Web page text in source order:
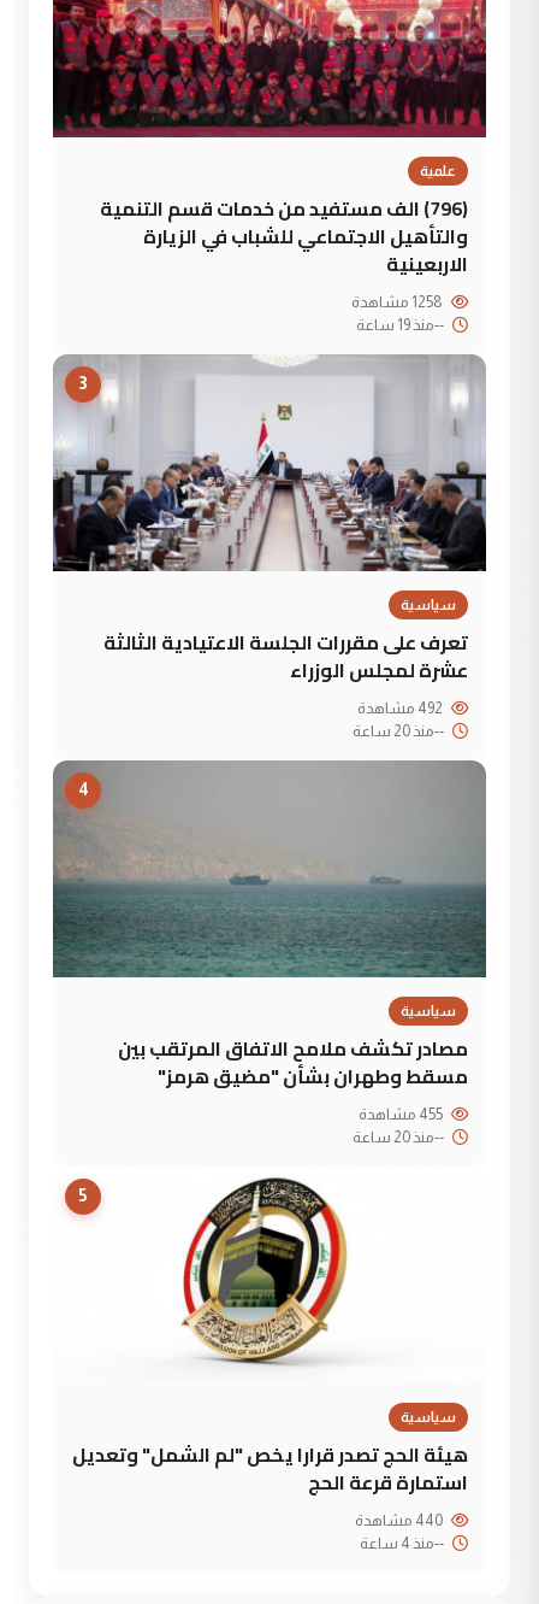
علمية
(796) الف مستفيد من خدمات قسم التنمية
والتأهيل الاجتماعي للشباب في الزيارة
الاربعينية
--منذ 19 ساعة
3
سياسية
تعرف على مقررات الجلسة الاعتيادية الثالثة
عشرة لمجلس الوزراء
--منذ 20 ساعة
4
سياسية
مصادر تكشف ملامح الاتفاق المرتقب بين
مسقط وطهران بشأن "مضيق هرمز"
--منذ 20 ساعة
5
سياسية
هيئة الحج تصدر قرارا يخص "لم الشمل" وتعديل
استمارة قرعة الحج
--منذ 4 ساعة